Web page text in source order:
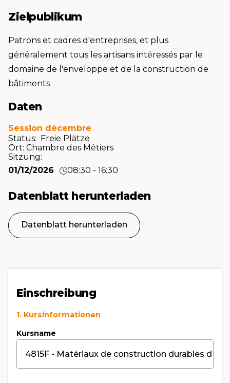
Zielpublikum
Patrons et cadres d'entreprises, et plus
généralement tous les artisans intéressés par le
domaine de l'enveloppe et de la construction de
bâtiments
Daten
Session décembre
Status: Freie Plätze
Ort: Chambre des Métiers
Sitzung:
01/12/2026
08:30 - 16:30
Datenblatt herunterladen
Datenblatt herunterladen
Einschreibung
1. Kursinformationen
Kursname